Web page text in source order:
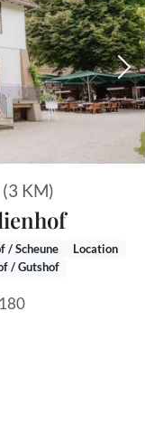
KM)
/ Scheune
Location
/ Gutshof